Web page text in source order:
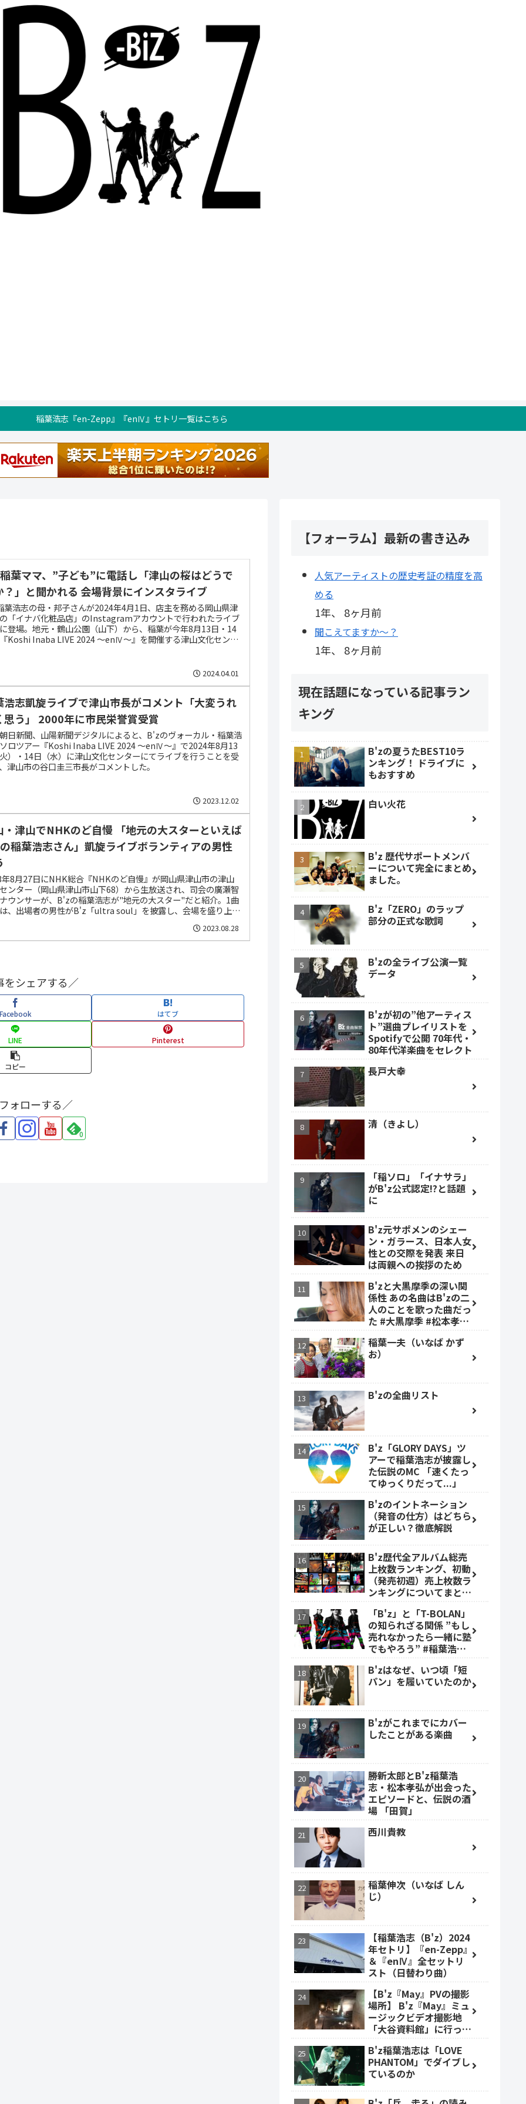
稲葉浩志『en-Zepp』『enⅣ』セトリ一覧はこちら
葉ママ、”子ども”に電話し「津山の桜はどうで
？」と聞かれる 会場背景にインスタライブ
葉浩志の母・邦子さんが2024年4月1日、店主を務める岡山県津
「イナバ化粧品店」のInstagramアカウントで行われたライブ
登場。地元・鶴山公園（山下）から、稲葉が今年8月13日・14
Koshi Inaba LIVE 2024 〜enⅣ〜』を開催する津山文化センタ
2024.04.01
浩志凱旋ライブで津山市長がコメント「大変うれ
思う」 2000年に市民栄誉賞受賞
日新聞、山陽新聞デジタルによると、B'zのヴォーカル・稲葉浩
ロツアー『Koshi Inaba LIVE 2024 〜enⅣ〜』で2024年8月13
）・14日（水）に津山文化センターにてライブを行うことを受
津山市の谷口圭三市長がコメントした。
2023.12.02
・津山でNHKのど自慢 「地元の大スターといえば
稲葉浩志さん」凱旋ライブボランティアの男性
8月27日にNHK総合『NHKのど自慢』が岡山県津山市の津山
ンター（岡山県津山市山下68）から生放送され、司会の廣瀬智
ウンサーが、B'zの稲葉浩志が"地元の大スター"だと紹介。1曲
、出場者の男性がB'z「ultra soul」を披露し、会場を盛り上げ
2023.08.28
をシェアする／
はてブ
LINE Pinterest
コピー
ォローする／
0
【フォーラム】最新の書き込み
人気アーティストの歴史考証の精度を高
める
1年、 8ヶ月前
聞こえてますか～？
1年、 8ヶ月前
現在話題になっている記事ラン
キング
B'zの夏うたBEST10ラ
ンキング！ ドライブに
もおすすめ
白い火花
B'z 歴代サポートメンバ
ーについて完全にまとめ
ました。
B'z「ZERO」のラップ
部分の正式な歌詞
B'zの全ライブ公演一覧
データ
B'zが初の”他アーティス
ト”選曲プレイリストを
Spotifyで公開 70年代・
80年代洋楽曲をセレクト
長戸大幸
清（きよし）
「稲ソロ」「イナサラ」
がB'z公式認定!?と話題
に
B'z元サポメンのシェー
ン・ガラース、日本人女
性との交際を発表 来日
は両親への挨拶のため
B'zと大黒摩季の深い関
係性 あの名曲はB'zの二
人のことを歌った曲だっ
た #大黒摩季 #松本孝弘
稲葉一夫（いなば かず
お）
B'zの全曲リスト
B'z「GLORY DAYS」ツ
アーで稲葉浩志が披露し
た伝説のMC 「速くたっ
てゆっくりだって...」
B'zのイントネーション
（発音の仕方）はどちら
が正しい？徹底解説
B'z歴代全アルバム総売
上枚数ランキング、初動
（発売初週）売上枚数ラ
ンキングについてまとめ
「B'z」と「T-BOLAN」
の知られざる関係 ”もし
売れなかったら一緒に塾
でもやろう” #稲葉浩志
B'zはなぜ、いつ頃「短
パン」を履いていたのか
B'zがこれまでにカバー
したことがある楽曲
勝新太郎とB'z稲葉浩
志・松本孝弘が出会った
エピソードと、伝説の酒
場 「田賀」
西川貴教
稲葉伸次（いなば しん
じ）
【稲葉浩志（B'z）2024
年セトリ】『en-Zepp』
＆『enⅣ』全セットリ
スト（日替わり曲）
【B'z『May』PVの撮影
場所】 B'z『May』ミュ
ージックビデオ撮影地
「大谷資料館」に行って
B'z稲葉浩志は「LOVE
PHANTOM」でダイブし
ているのか